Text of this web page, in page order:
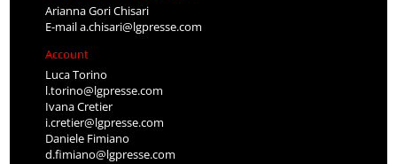
Arianna Gori Chisari
E-maila.chisari@lgpresse.com
Account
Luca Torino
l.torino@lgpresse.com
Ivana Cretier
i.cretier@lgpresse.com
Daniele Fimiano
d.fimiano@lgpresse.com